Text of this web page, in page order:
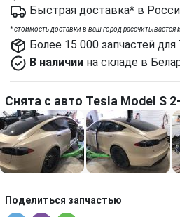
Быстрая доставка* в
*cтоимость доставки в ваш город рассчитывается
Более 15 000 запчастей для
В наличии на складе в
Снята с авто Tesla Model S
Поделиться запчастью